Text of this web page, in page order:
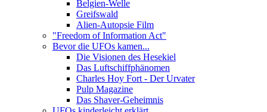
Belgien-Welle
Greifswald
Alien-Autopsie Film
"Freedom of Information Act"
Bevor die UFOs kamen...
Die Visionen des Hesekiel
Das Luftschiffphänomen
Charles Hoy Fort - Der Urvater
Pulp Magazine
Das Shaver-Geheimnis